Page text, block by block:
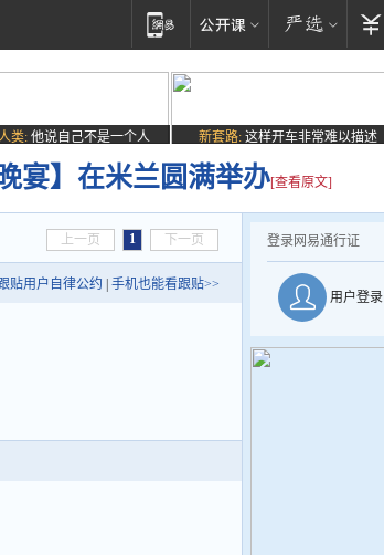
类: 他说自己不是一个人 新套路: 这样开车非常难以描述
宴】在米兰圆满举办[查看原文]
上一页 1 下一页
贴用户自律公约 手机也能看跟贴>>
登录网易通行证
用户登录